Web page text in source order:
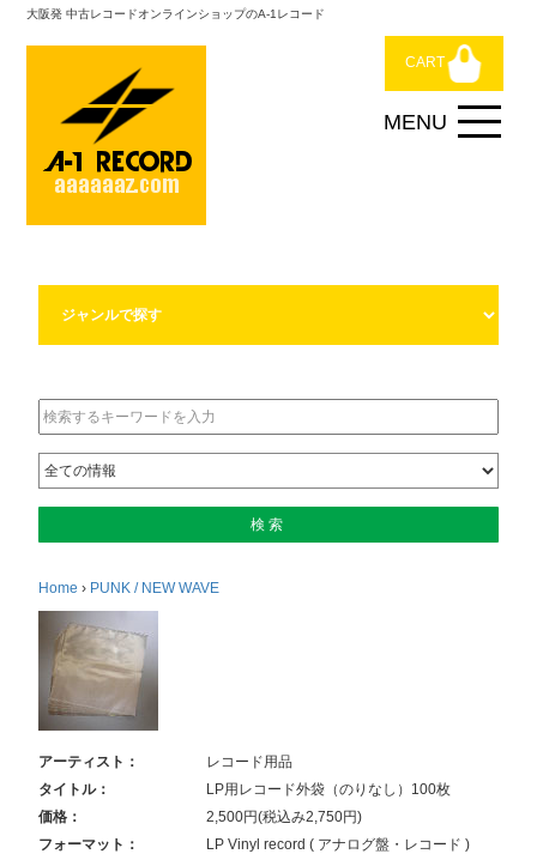
大阪発 中古レコードオンラインショップのA-1レコード
CART
Home › PUNK / NEW WAVE
アーティスト：
レコード用品
タイトル：
LP用レコード外袋（のりなし）100枚
価格：
2,500円(税込み2,750円)
フォーマット：
LP Vinyl record ( アナログ盤・レコード )